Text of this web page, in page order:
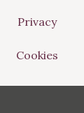
Privacy
Cookies